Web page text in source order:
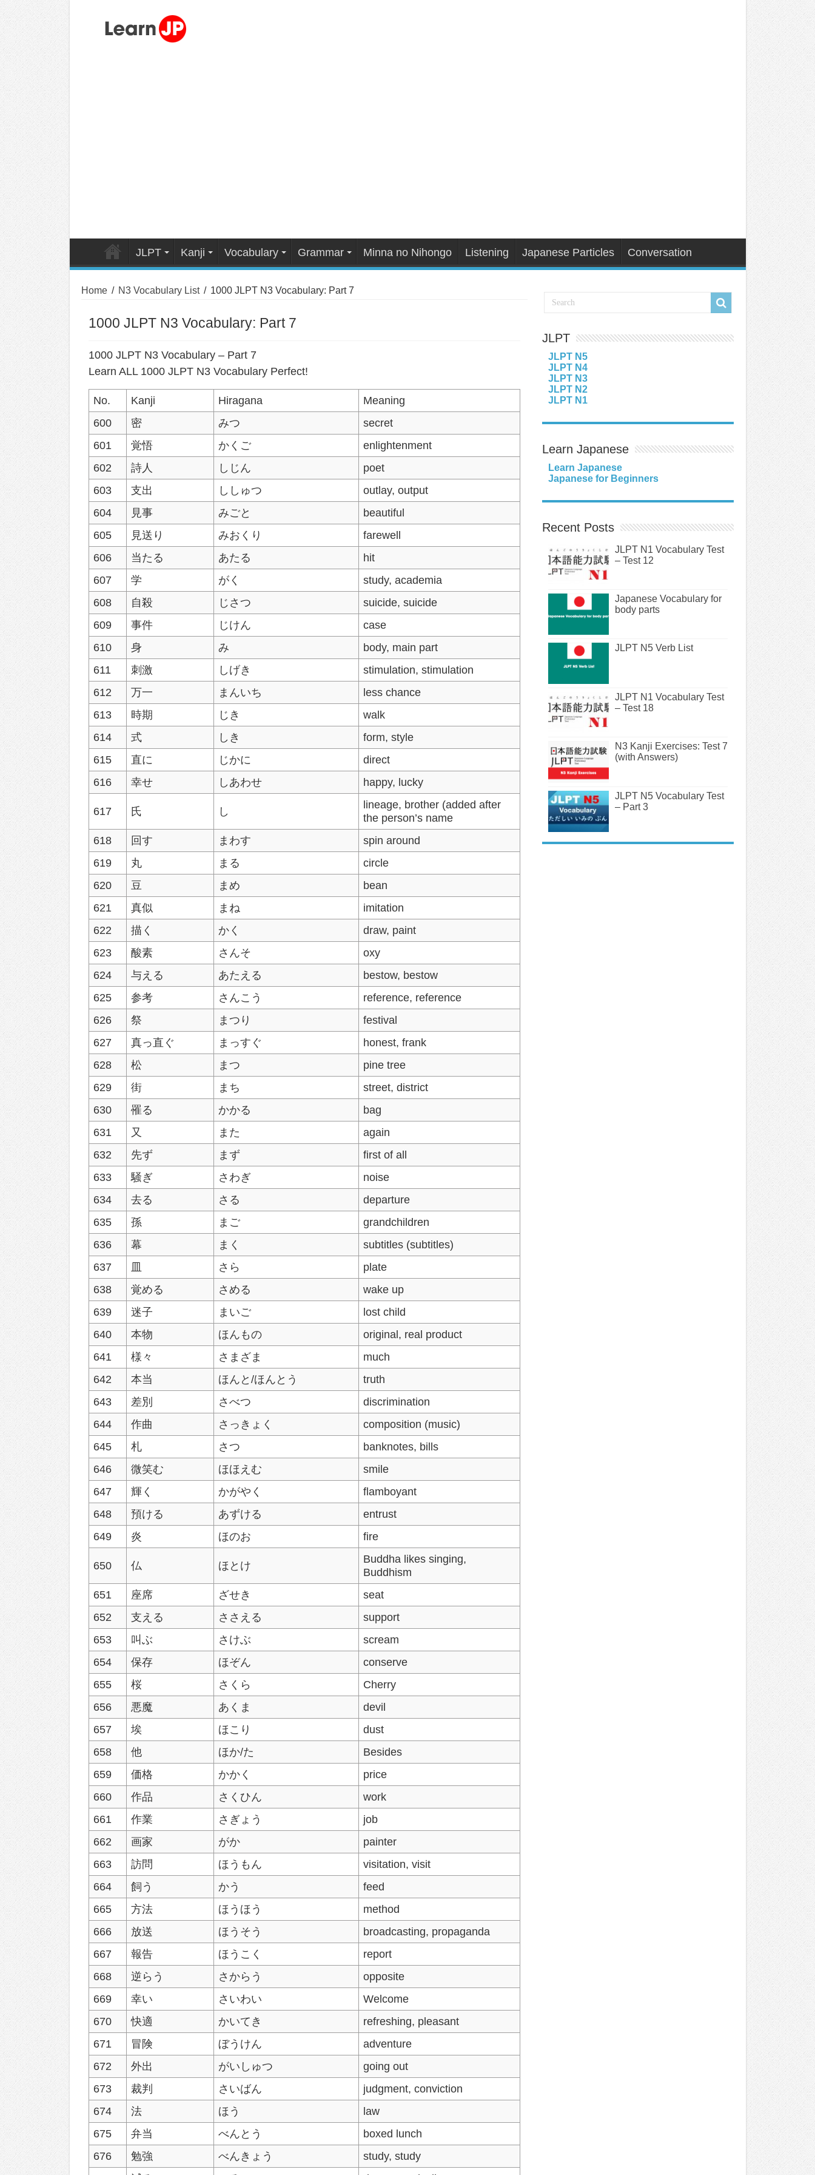
JLPT Kanji Vocabulary Grammar Minna no Nihongo Listening Japanese Particles Conversation
Home / N3 Vocabulary List / 1000 JLPT N3 Vocabulary: Part 7
1000 JLPT N3 Vocabulary: Part 7
1000 JLPT N3 Vocabulary – Part 7
Learn ALL 1000 JLPT N3 Vocabulary Perfect!
No. Kanji Hiragana
Meaning
600
密 みつ
secret
601
覚悟 かくご
enlightenment
602
詩人 しじん
poet
603
支出 ししゅつ
outlay, output
604
見事 みごと
beautiful
605
見送り みおくり
farewell
606
当たる あたる
hit
607
学 がく
study, academia
608
自殺 じさつ
suicide, suicide
609
事件 じけん
case
610
身 み
body, main part
611
刺激 しげき
stimulation, stimulation
612
万一 まんいち
less chance
613
時期 じき
walk
614
式 しき
form, style
615
直に じかに
direct
616
幸せ しあわせ happy, lucky
617 氏 し
lineage, brother (added after
the person’s name
618
回す まわす
spin around
619
丸 まる
circle
620
豆 まめ
bean
621
真似 まね
imitation
622
描く かく
draw, paint
623
酸素 さんそ
oxy
624
与える あたえる
bestow, bestow
625
参考 さんこう
reference, reference
626
祭 まつり
festival
627
真っ直ぐ まっすぐ
honest, frank
628
松 まつ
pine tree
629
街 まち
street, district
630
罹る かかる
bag
631
又 また
again
632
先ず まず
first of all
633
騒ぎ さわぎ
noise
634
去る さる
departure
635
孫 まご
grandchildren
636
幕 まく
subtitles (subtitles)
637
皿 さら
plate
638
覚める さめる
wake up
639
迷子 まいご
lost child
640
本物 ほんもの
original, real product
641
様々 さまざま
much
642
本当 ほんと/ほんとう
truth
643
差別 さべつ
discrimination
644
作曲 さっきょく
composition (music)
645
札 さつ
banknotes, bills
646
微笑む ほほえむ
smile
647
輝く かがやく
flamboyant
648
預ける あずける
entrust
649
炎 ほのお fire
650 仏 ほとけ
Buddha likes singing,
Buddhism
651
座席 ざせき
seat
652
支える ささえる
support
653
叫ぶ さけぶ
scream
654
保存 ほぞん
conserve
655
桜 さくら
Cherry
656
悪魔 あくま
devil
657
埃 ほこり
dust
658
他 ほか/た
Besides
659
価格 かかく
price
660
作品 さくひん
work
661
作業 さぎょう
job
662
画家 がか
painter
663
訪問 ほうもん
visitation, visit
664
飼う かう
feed
665
方法 ほうほう
method
666
放送 ほうそう
broadcasting, propaganda
667
報告 ほうこく
report
668
逆らう さからう
opposite
669
幸い さいわい
Welcome
670
快適 かいてき
refreshing, pleasant
671
冒険 ぼうけん
adventure
672
外出 がいしゅつ
going out
673
裁判 さいばん
judgment, conviction
674
法 ほう
law
675
弁当 べんとう
boxed lunch
676
勉強 べんきょう
study, study
JLPT
JLPT N5
JLPT N4
JLPT N3
JLPT N2
JLPT N1
Learn Japanese
Learn Japanese
Japanese for Beginners
Recent Posts
JLPT N1 Vocabulary Test
– Test 12
Japanese Vocabulary for
body parts
JLPT N5 Verb List
JLPT N1 Vocabulary Test
– Test 18
N3 Kanji Exercises: Test 7
(with Answers)
JLPT N5 Vocabulary Test
– Part 3